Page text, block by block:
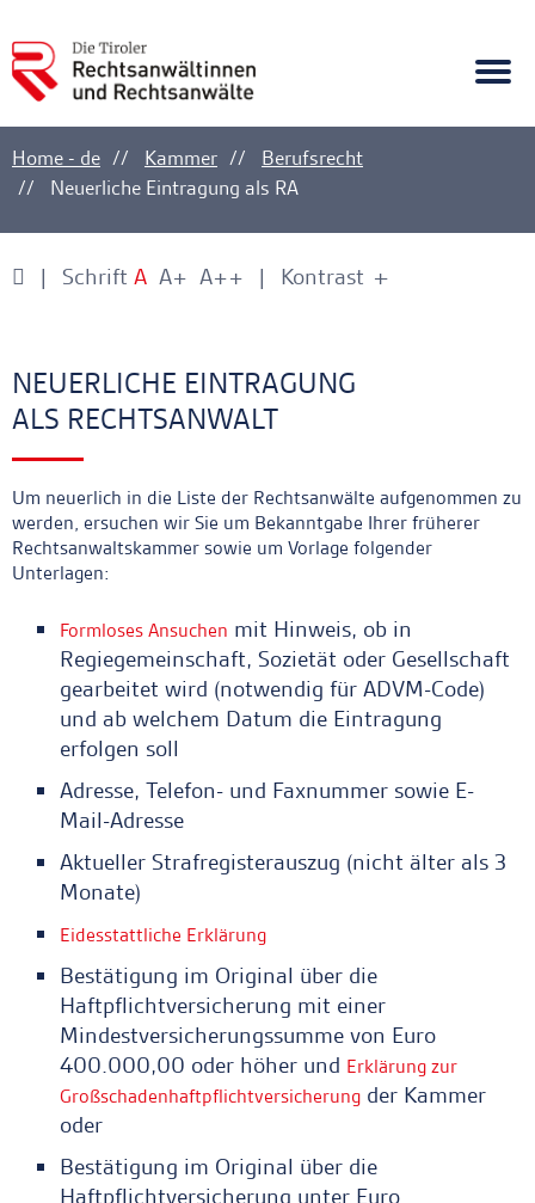
Ankerlink
Home - de Kammer
Berufsrecht
Neuerliche Eintragung als RA
Schrift A A+ A++ Kontrast +
-
Ankerlink
NEUERLICHE EINTRAGUNG
ALS RECHTSANWALT
Um neuerlich in die Liste der Rechtsanwälte aufgenommen zu
werden, ersuchen wir Sie um Bekanntgabe Ihrer früherer
Rechtsanwaltskammer sowie um Vorlage folgender
Unterlagen:
Formloses Ansuchen mit Hinweis, ob in
Regiegemeinschaft, Sozietät oder Gesellschaft
gearbeitet wird (notwendig für ADVM-Code)
und ab welchem Datum die Eintragung
erfolgen soll
Adresse, Telefon- und Faxnummer sowie E-
Mail-Adresse
Aktueller Strafregisterauszug (nicht älter als 3
Monate)
Eidesstattliche Erklärung
Bestätigung im Original über die
Haftpflichtversicherung mit einer
Mindestversicherungssumme von Euro
400.000,00 oder höher und Erklärung zur
Großschadenhaftpflichtversicherung der Kammer
oder
Bestätigung im Original über die
Haftpflichtversicherung unter Euro